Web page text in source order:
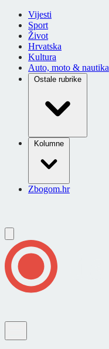
Vijesti
Sport
Život
Hrvatska
Kultura
Auto, moto & nautika
Ostale rubrike
Kolumne
Zbogom.hr